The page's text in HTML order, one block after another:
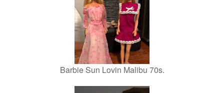
Barbie Sun Lovin Malibu 70s.